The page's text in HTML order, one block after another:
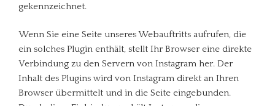
gekennzeichnet.
Wenn Sie eine Seite unseres Webauftritts aufrufen, die
ein solches Plugin enthält, stellt Ihr Browser eine direkte
Verbindung zu den Servern von Instagram her. Der
Inhalt des Plugins wird von Instagram direkt an Ihren
Browser übermittelt und in die Seite eingebunden.